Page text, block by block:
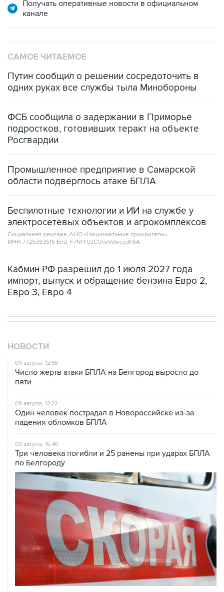
Получать оперативные новости в официальном
канале
САМОЕ ЧИТАЕМОЕ
Путин сообщил о решении сосредоточить в
одних руках все службы тыла Минобороны
ФСБ сообщила о задержании в Приморье
подростков, готовивших теракт на объекте
Росгвардии
Промышленное предприятие в Самарской
области подверглось атаке БПЛА
Беспилотные технологии и ИИ на службе у
электросетевых объектов и агрокомплексов
Социальная реклама, АНО «Национальные приоритеты».
ИНН 7725383515 Erid: F7NfYUJCUneVdwcydK6A
Кабмин РФ разрешил до 1 июля 2027 года
импорт, выпуск и обращение бензина Евро 2,
Евро 3, Евро 4
НОВОСТИ
09 августа, 12:56
Число жертв атаки БПЛА на Белгород выросло до
пяти
09 августа, 12:22
Один человек пострадал в Новороссийске из-за
падения обломков БПЛА
09 августа, 10:40
Три человека погибли и 25 ранены при ударах БПЛА
по Белгороду